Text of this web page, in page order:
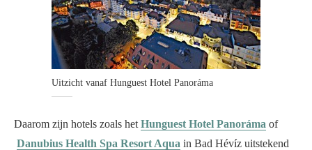
Uitzicht vanaf Hunguest Hotel Panoráma
Daarom zijn hotels zoals het Hunguest Hotel Panoráma of
Danubius Health Spa Resort Aqua in Bad Hévíz uitstekend